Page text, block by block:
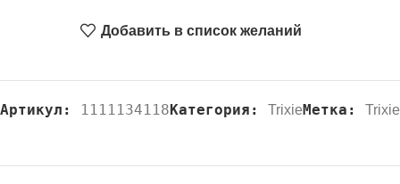
Добавить в список желаний
Артикул: 1111134118 Категория: TrixieМетка: Trixie